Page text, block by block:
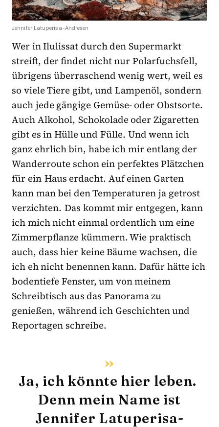
Jennifer Latuperisa-Andresen
Wer in Ilulissat durch den Supermarkt
streift, der findet nicht nur Polarfuchsfell,
übrigens überraschend wenig wert, weil es
so viele Tiere gibt, und Lampenöl, sondern
auch jede gängige Gemüse- oder Obstsorte.
Auch Alkohol, Schokolade oder Zigaretten
gibt es in Hülle und Fülle. Und wenn ich
ganz ehrlich bin, habe ich mir entlang der
Wanderroute schon ein perfektes Plätzchen
für ein Haus erdacht. Auf einen Garten
kann man bei den Temperaturen ja getrost
verzichten. Das kommt mir entgegen, kann
ich mich nicht einmal ordentlich um eine
Zimmerpflanze kümmern. Wie praktisch
auch, dass hier keine Bäume wachsen, die
ich eh nicht benennen kann. Dafür hätte ich
bodentiefe Fenster, um von meinem
Schreibtisch aus das Panorama zu
genießen, während ich Geschichten und
Reportagen schreibe.
Ja, ich könnte hier leben.
Denn mein Name ist
Jennifer Latuperisa-